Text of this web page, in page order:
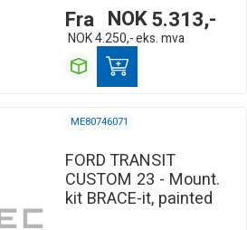
Fra NOK5.313,-
NOK4.250,-eks. mva
ME80746071
FORD TRANSIT
CUSTOM 23 - Mount.
kit BRACE-it, painted